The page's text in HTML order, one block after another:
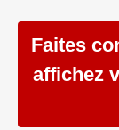
Faites
affichez